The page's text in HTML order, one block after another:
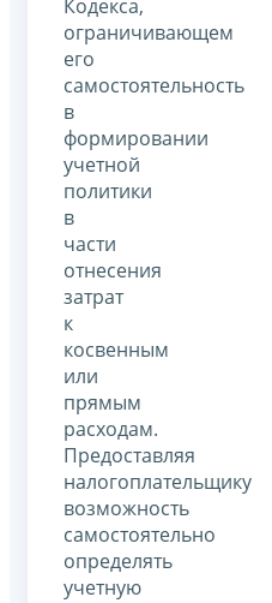
Кодекса,
ограничивающем
его
самостоятельность
в
формировании
учетной
политики
в
части
отнесения
затрат
к
косвенным
или
прямым
расходам.
Предоставляя
налогоплательщику
возможность
самостоятельно
определять
учетную